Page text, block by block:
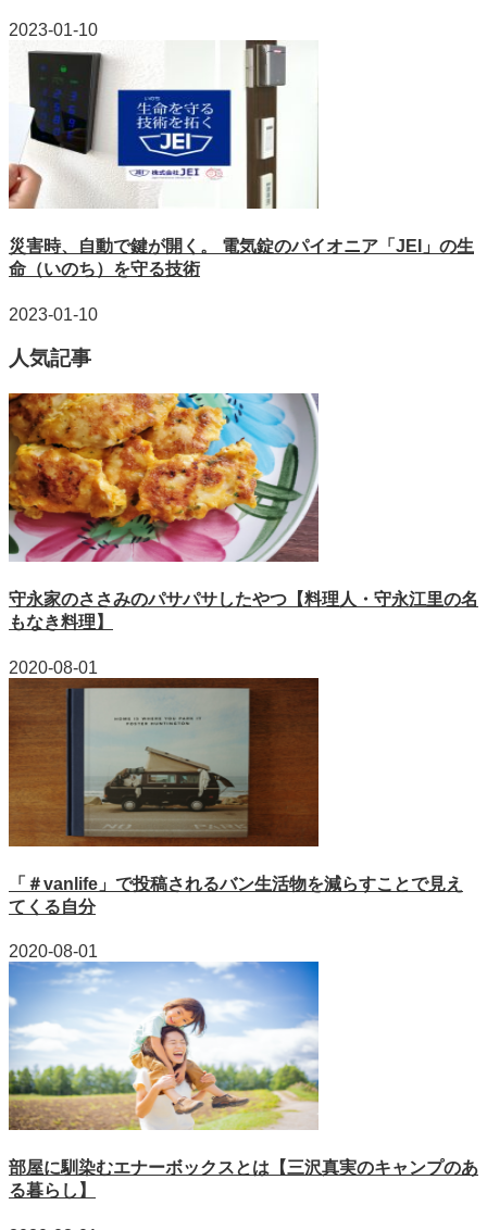
2023-01-10
災害時、自動で鍵が開く。 電気錠のパイオニア「JEI」の生
命（いのち）を守る技術
2023-01-10
人気記事
守永家のささみのパサパサしたやつ【料理人・守永江里の名
もなき料理】
2020-08-01
「＃vanlife」で投稿されるバン生活物を減らすことで見え
てくる自分
2020-08-01
部屋に馴染むエナーボックスとは【三沢真実のキャンプのあ
る暮らし】